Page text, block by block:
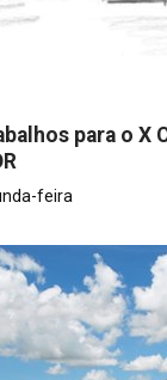
para o X
feira